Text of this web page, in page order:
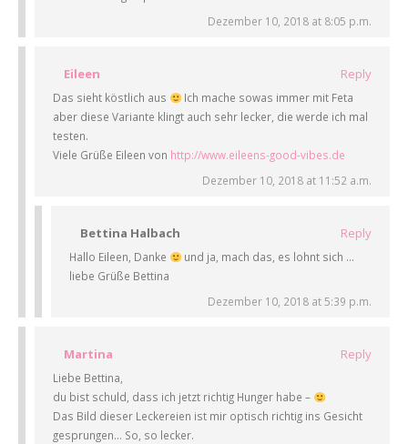
Dezember 10, 2018 at 8:05 p.m.
Eileen Reply
Das sieht köstlich aus
Ich mache sowas immer mit Feta
aber diese Variante klingt auch sehr lecker, die werde ich mal
testen.
Viele Grüße Eileen von http://www.eileens-good-vibes.de
Dezember 10, 2018 at 11:52 a.m.
Bettina Halbach Reply
Hallo Eileen, Danke
und ja, mach das, es lohnt sich …
liebe Grüße Bettina
Dezember 10, 2018 at 5:39 p.m.
Martina Reply
Liebe Bettina,
du bist schuld, dass ich jetzt richtig Hunger habe –
Das Bild dieser Leckereien ist mir optisch richtig ins Gesicht
gesprungen… So, so lecker.